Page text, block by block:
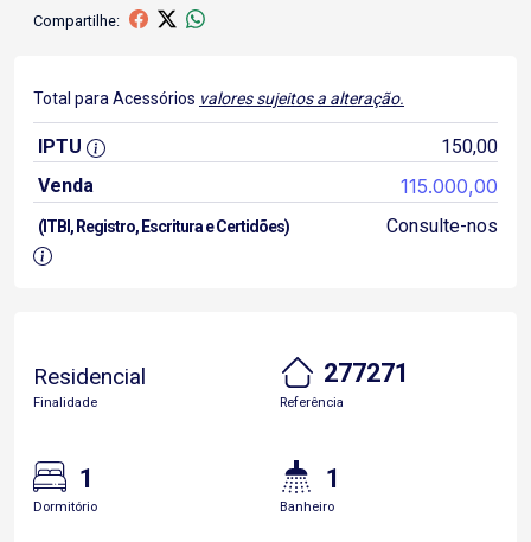
Compartilhe:
Total para Acessórios valores sujeitos a alteração.
IPTU
150,00
Venda
115.000,00
(ITBI, Registro, Escritura e Certidões) Consulte-nos
Residencial
Finalidade
277271
Referência
1
Dormitório
1
Banheiro